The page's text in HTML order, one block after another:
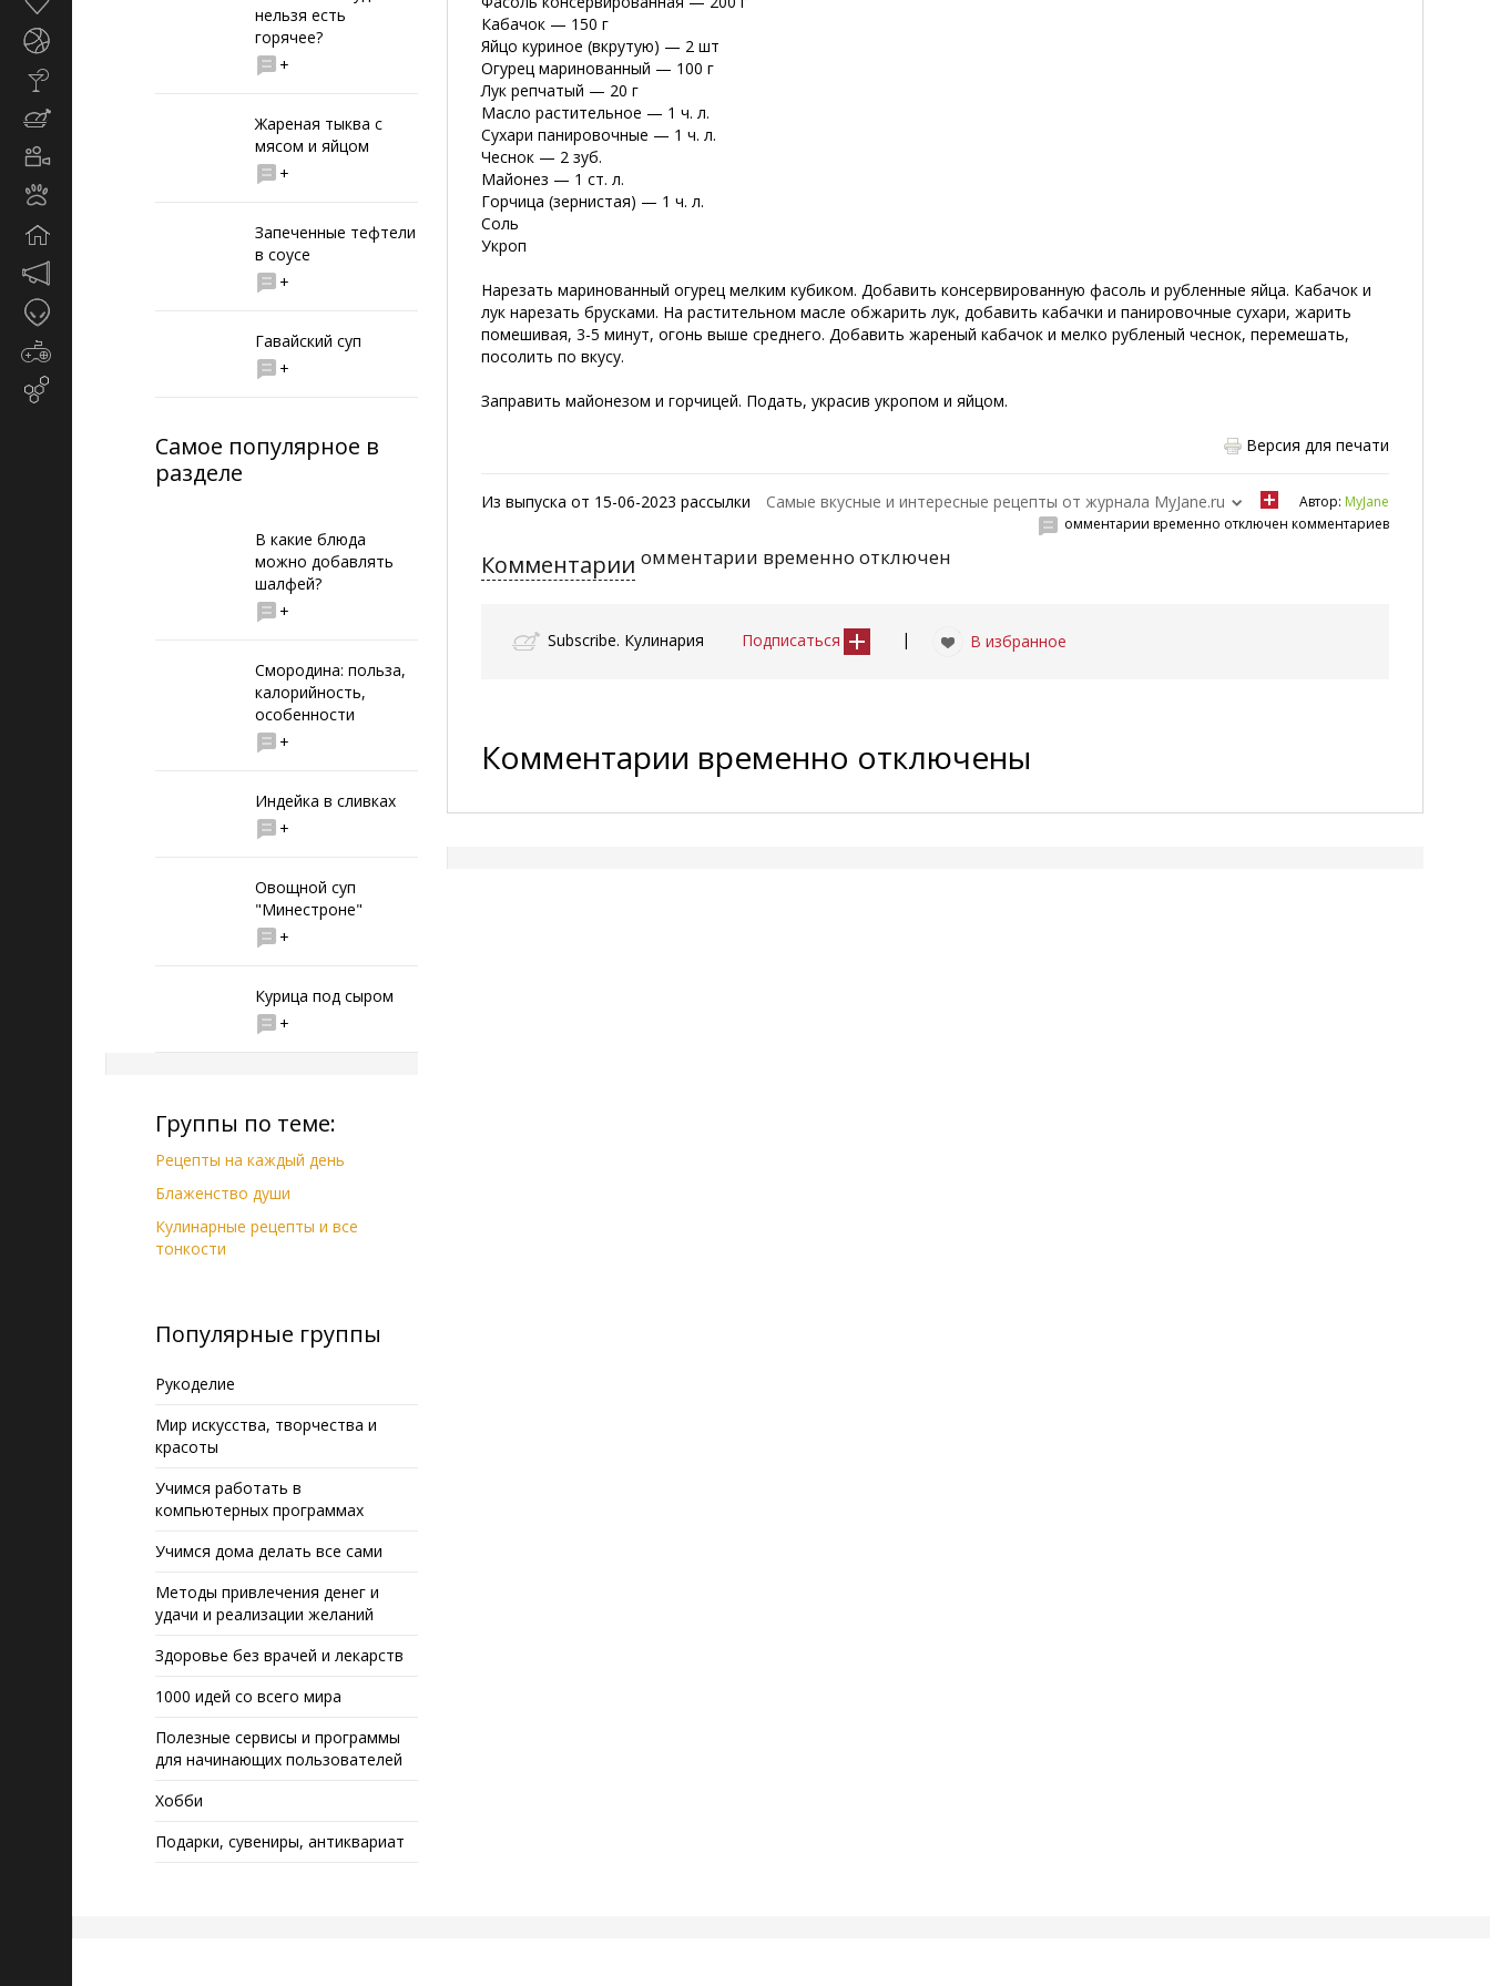
нельзя есть
горячее?
+
Жареная тыква с
мясом и яйцом
+
Запеченные тефтели
в соусе
+
Гавайский суп
+
Самое популярное в
разделе
В какие блюда
можно добавлять
шалфей?
+
Смородина: польза,
калорийность,
особенности
+
Индейка в сливках
+
Овощной суп
"Минестроне"
+
Курица под сыром
+
Группы по теме:
Рецепты на каждый день
Блаженство души
Кулинарные рецепты и все
тонкости
Популярные группы
Рукоделие
Мир искусства, творчества и
красоты
Учимся работать в
компьютерных программах
Учимся дома делать все сами
Методы привлечения денег и
удачи и реализации желаний
Здоровье без врачей и лекарств
1000 идей со всего мира
Полезные сервисы и программы
для начинающих пользователей
Хобби
Подарки, сувениры, антиквариат
Кабачок — 150 г
Яйцо куриное (вкрутую) — 2 шт
Огурец маринованный — 100 г
Лук репчатый — 20 г
Масло растительное — 1 ч. л.
Сухари панировочные — 1 ч. л.
Чеснок — 2 зуб.
Майонез — 1 ст. л.
Горчица (зернистая) — 1 ч. л.
Соль
Укроп
Нарезать маринованный огурец мелким кубиком. Добавить консервированную фасоль и рубленные яйца. Кабачок и
лук нарезать брусками. На растительном масле обжарить лук, добавить кабачки и панировочные сухари, жарить
помешивая, 3-5 минут, огонь выше среднего. Добавить жареный кабачок и мелко рубленый чеснок, перемешать,
посолить по вкусу.
Заправить майонезом и горчицей. Подать, украсив укропом и яйцом.
Версия для печати
Из выпуска от 15-06-2023 рассылки Самые вкусные и интересные рецепты от журнала MyJane.ru Автор: MyJane
омментарии временно отключен комментариев
Комментарии омментарии временно отключен
Subscribe. Кулинария Подписаться | В избранное
Комментарии временно отключены